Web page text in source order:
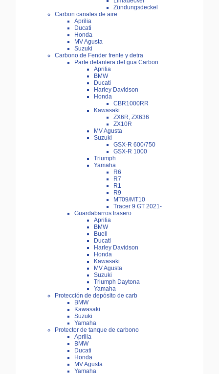
Zündungsdeckel
Carbon canales de aire
Aprilia
Ducati
Honda
MV Agusta
Suzuki
Carbono de Fender frente y detra
Parte delantera del gua Carbon
Aprilia
BMW
Ducati
Harley Davidson
Honda
CBR1000RR
Kawasaki
ZX6R, ZX636
ZX10R
MV Agusta
Suzuki
GSX-R 600/750
GSX-R 1000
Triumph
Yamaha
R6
R7
R1
R9
MT09/MT10
Tracer 9 GT 2021-
Guardabarros trasero
Aprilia
BMW
Buell
Ducati
Harley Davidson
Honda
Kawasaki
MV Agusta
Suzuki
Triumph Daytona
Yamaha
Protección de depósito de carb
BMW
Kawasaki
Suzuki
Yamaha
Protector de tanque de carbono
Aprilia
BMW
Ducati
Honda
MV Agusta
Yamaha